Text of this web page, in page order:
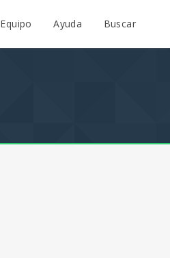
Equipo Ayuda Buscar